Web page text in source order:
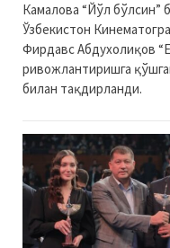
Камалова “Йўл бўлсин”
Ўзбекистон
Фирдавс Абдухолиқов
ривожлантиришга
билан тақдирланди.